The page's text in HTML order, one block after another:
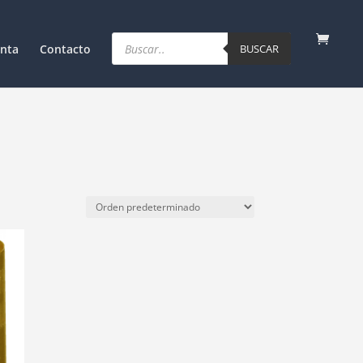
Contacto
Products
search BUSCAR